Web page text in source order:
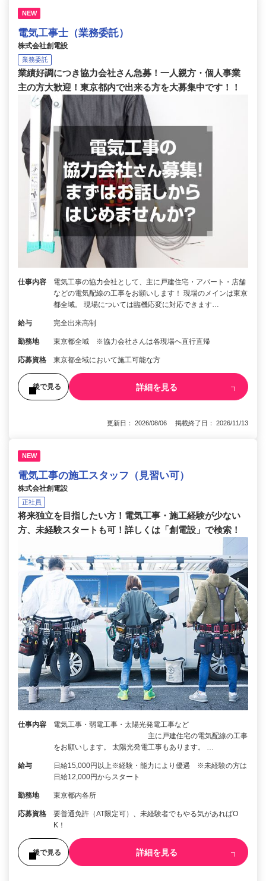
NEW
電気工事士（業務委託）
株式会社創電設
業務委託
業績好調につき協力会社さん急募！一人親方・個人事業
主の方大歓迎！東京都内で出来る方を大募集中です！！
仕事内容
電気工事の協力会社として、主に戸建住宅・アパート・店舗
などの電気配線の工事をお願いします！ 現場のメインは東京
都全域。 現場については臨機応変に対応できます…
給与 完全出来高制
勤務地 東京都全域 ※協力会社さんは各現場へ直行直帰
応募資格 東京都全域において施工可能な方
後で見る 詳細を見る
更新日： 2026/08/06 掲載終了日： 2026/11/13
NEW
電気工事の施工スタッフ（見習い可）
株式会社創電設
正社員
将来独立を目指したい方！電気工事・施工経験が少ない
方、未経験スタートも可！詳しくは「創電設」で検索！
仕事内容
電気工事・弱電工事・太陽光発電工事など
主に戸建住宅の電気配線の工事
をお願いします。 太陽光発電工事もあります。 …
給与
日給15,000円以上※経験・能力により優遇 ※未経験の方は
日給12,000円からスタート
勤務地 東京都内各所
応募資格
要普通免許（AT限定可）、未経験者でもやる気があればO
K！
後で見る 詳細を見る